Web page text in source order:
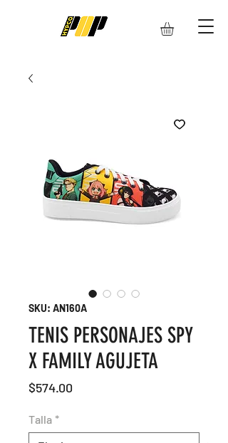
SKU: AN160A
TENIS PERSONAJES SPY
X FAMILY AGUJETA
$574.00
Talla *